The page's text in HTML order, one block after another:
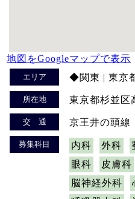
地図をGoogleマップで表示
エリア ◆関東 | 東京
所在地 東京都杉並区
交 通 京王井の頭線
募集科目 内科 外科
眼科
皮膚科
脳神経外科